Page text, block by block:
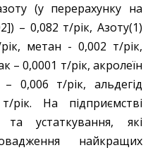
(у перерахунку на
– 0,082 т/рік, Азоту(1)
метан - 0,002 т/рік,
– 0,0001 т/рік, акролеїн
0,006 т/рік, альдегід
На підприємстві
та устаткування, які
найкращих